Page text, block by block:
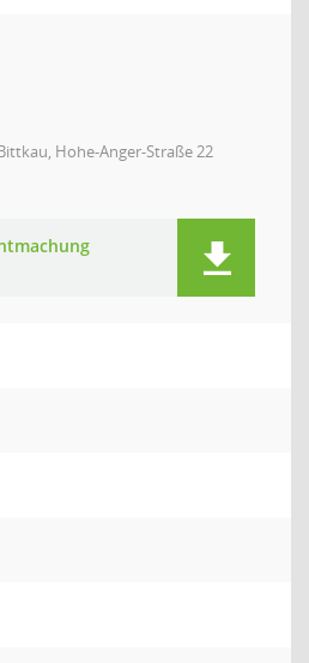
Hohe-Anger-Straße 22